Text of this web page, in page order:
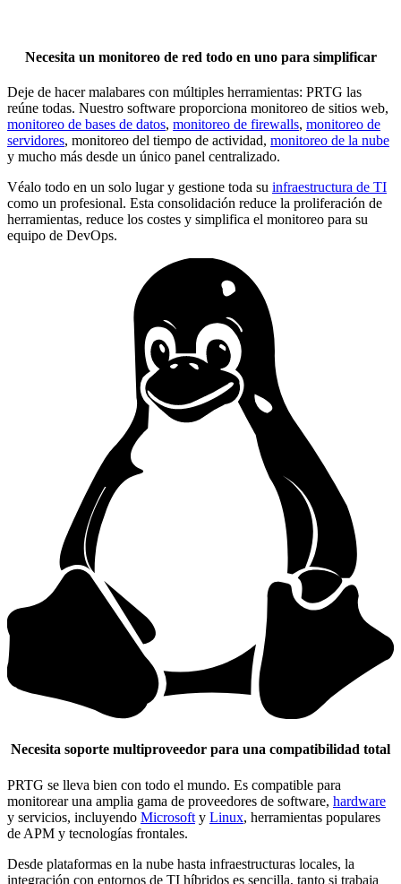
Necesita un monitoreo de red todo en uno para simplificar
Deje de hacer malabares con múltiples herramientas: PRTG las
reúne todas. Nuestro software proporciona monitoreo de sitios web,
monitoreo de bases de datos, monitoreo de firewalls, monitoreo de
servidores, monitoreo del tiempo de actividad, monitoreo de la nube
y mucho más desde un único panel centralizado.
Véalo todo en un solo lugar y gestione toda su infraestructura de TI
como un profesional. Esta consolidación reduce la proliferación de
herramientas, reduce los costes y simplifica el monitoreo para su
equipo de DevOps.
Necesita soporte multiproveedor para una compatibilidad total
PRTG se lleva bien con todo el mundo. Es compatible para
monitorear una amplia gama de proveedores de software, hardware
y servicios, incluyendo Microsoft y Linux, herramientas populares
de APM y tecnologías frontales.
Desde plataformas en la nube hasta infraestructuras locales, la
integración con entornos de TI híbridos es sencilla, tanto si trabaja